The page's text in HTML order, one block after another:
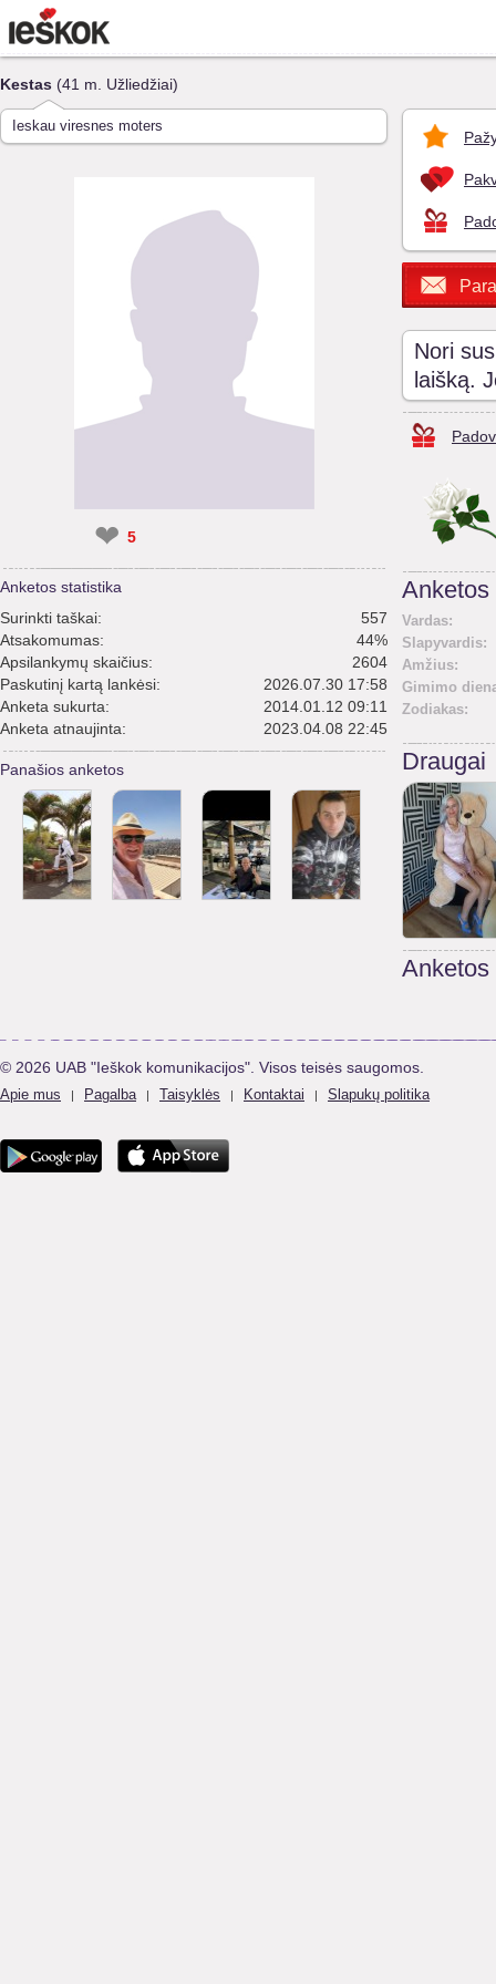
Kestas (41 m. Užliedžiai)
Ieskau viresnes moters
❤ 5
Anketos statistika
Surinkti taškai:
557
Atsakomumas:
44%
Apsilankymų skaičius:
2604
Paskutinį kartą lankėsi:
2026.07.30 17:58
Anketa sukurta:
2014.01.12 09:11
Anketa atnaujinta:
2023.04.08 22:45
Panašios anketos
Nori
laišką.
Anketos
Vardas:
Slapyvardis:
Amžius:
Gimimo
Zodiakas:
Draugai
Anketos
© 2026 UAB "Ieškok komunikacijos". Visos teisės saugomos.
Apie mus | Pagalba | Taisyklės | Kontaktai | Slapukų politika